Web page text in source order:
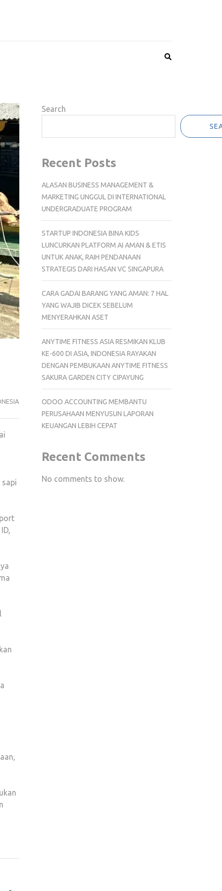
Search
Recent Posts
ALASAN BUSINESS MANAGEMENT &
MARKETING UNGGUL DI INTERNATIONAL
UNDERGRADUATE PROGRAM
STARTUP INDONESIA BINA KIDS
LUNCURKAN PLATFORM AI AMAN & ETIS
UNTUK ANAK, RAIH PENDANAAN
STRATEGIS DARI HASAN VC SINGAPURA
CARA GADAI BARANG YANG AMAN: 7 HAL
YANG WAJIB DICEK SEBELUM
MENYERAHKAN ASET
ANYTIME FITNESS ASIA RESMIKAN KLUB
KE-600 DI ASIA, INDONESIA RAYAKAN
DENGAN PEMBUKAAN ANYTIME FITNESS
SAKURA GARDEN CITY CIPAYUNG
ODOO ACCOUNTING MEMBANTU
PERUSAHAAN MENYUSUN LAPORAN
KEUANGAN LEBIH CEPAT
Recent Comments
No comments to show.